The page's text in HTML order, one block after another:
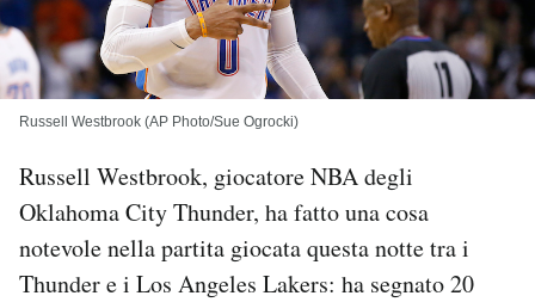
PODCAST
NEWSLETTER
I MIEI PREFERITI
SHOP
Russell Westbrook (AP Photo/Sue Ogrocki)
Russell Westbrook, giocatore NBA degli
Oklahoma City Thunder, ha fatto una cosa
notevole nella partita giocata questa notte tra i
Thunder e i Los Angeles Lakers: ha segnato 20